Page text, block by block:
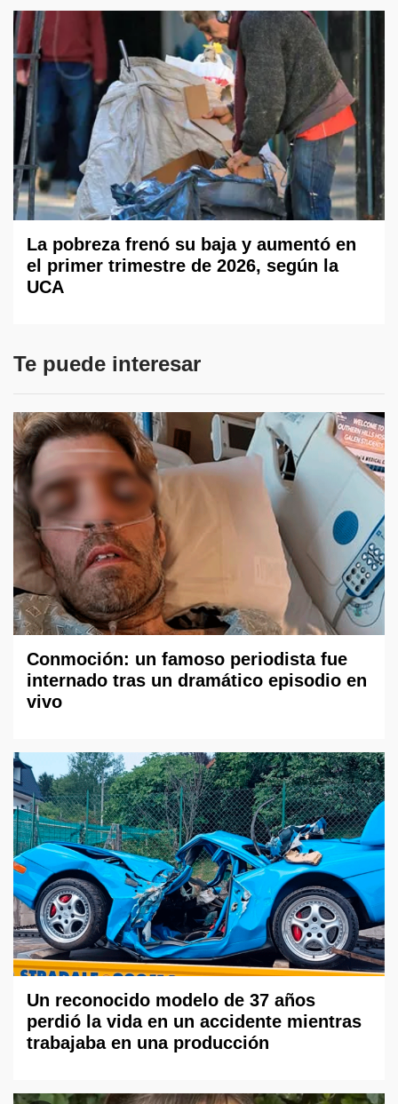
La pobreza frenó su baja y aumentó en
el primer trimestre de 2026, según la
UCA
Te puede interesar
Conmoción: un famoso periodista fue
internado tras un dramático episodio en
vivo
Un reconocido modelo de 37 años
perdió la vida en un accidente mientras
trabajaba en una producción